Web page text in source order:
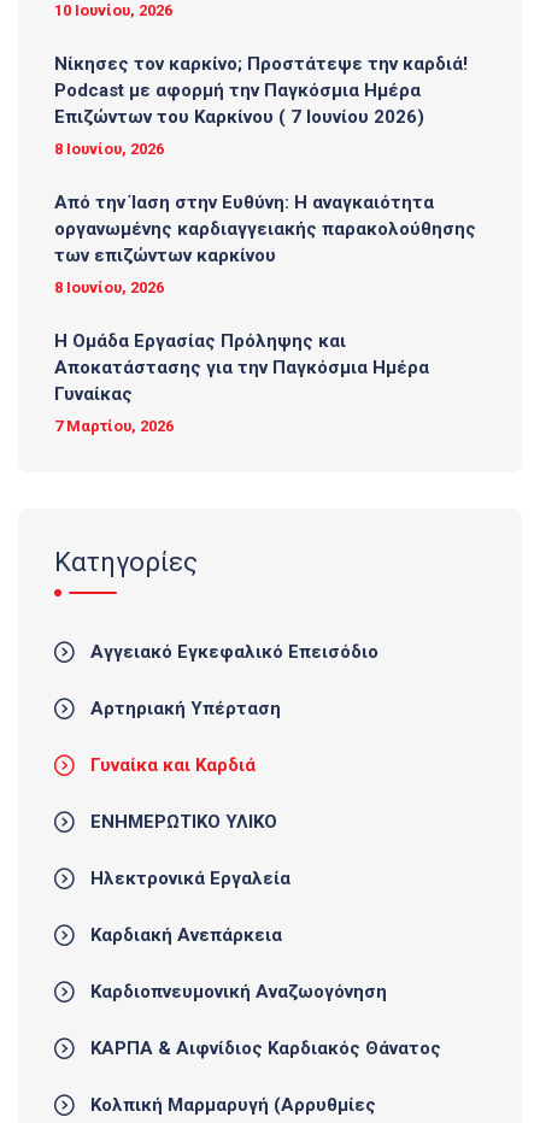
10 Ιουνίου, 2026
Νίκησες τον καρκίνο; Προστάτεψε την καρδιά!
Podcast με αφορμή την Παγκόσμια Ημέρα
Επιζώντων του Καρκίνου ( 7 Ιουνίου 2026)
8 Ιουνίου, 2026
Από την Ίαση στην Ευθύνη: Η αναγκαιότητα
οργανωμένης καρδιαγγειακής παρακολούθησης
των επιζώντων καρκίνου
8 Ιουνίου, 2026
Η Ομάδα Εργασίας Πρόληψης και
Αποκατάστασης για την Παγκόσμια Ημέρα
Γυναίκας
7 Μαρτίου, 2026
Κατηγορίες
Αγγειακό Εγκεφαλικό Επεισόδιο
Αρτηριακή Υπέρταση
Γυναίκα και Καρδιά
ΕΝΗΜΕΡΩΤΙΚΟ ΥΛΙΚΟ
Ηλεκτρονικά Εργαλεία
Καρδιακή Ανεπάρκεια
Καρδιοπνευμονική Αναζωογόνηση
ΚΑΡΠΑ & Αιφνίδιος Καρδιακός Θάνατος
Κολπική Μαρμαρυγή (Αρρυθμίες